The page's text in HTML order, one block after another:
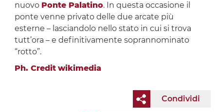
nuovo Ponte Palatino. In questa occasione il
ponte venne privato delle due arcate più
esterne – lasciandolo nello stato in cui si trova
tutt’ora – e definitivamente soprannominato
“rotto”.
Ph. Credit wikimedia
Condividi